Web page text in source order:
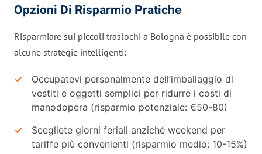
Opzioni Di Risparmio Pratiche
Risparmiare sui piccoli traslochi a Bologna è possibile con
alcune strategie intelligenti:
Occupatevi personalmente dell’imballaggio di
vestiti e oggetti semplici per ridurre i costi di
manodopera (risparmio potenziale: €50-80)
Scegliete giorni feriali anziché weekend per
tariffe più convenienti (risparmio medio: 10-15%)